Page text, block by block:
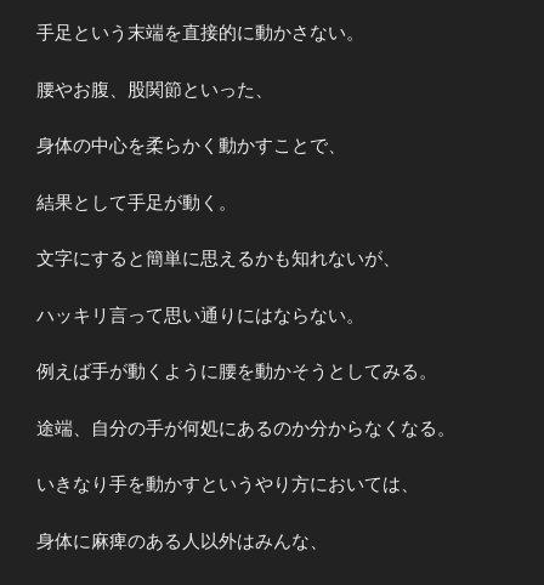
手足という末端を直接的に動かさない。
腰やお腹、股関節といった、
身体の中心を柔らかく動かすことで、
結果として手足が動く。
文字にすると簡単に思えるかも知れないが、
ハッキリ言って思い通りにはならない。
例えば手が動くように腰を動かそうとしてみる。
途端、自分の手が何処にあるのか分からなくなる。
いきなり手を動かすというやり方においては、
身体に麻痺のある人以外はみんな、